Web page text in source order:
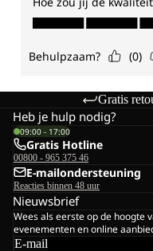
Gratis
Heb je hulp nodig?
09:00 - 17:00
Gratis Hotline
00800 - 965 375 46
E-mailondersteuning
Reacties binnen 48 uur
Nieuwsbrief
Wees als eerste op de hoogte
evenementen en online
E-mail